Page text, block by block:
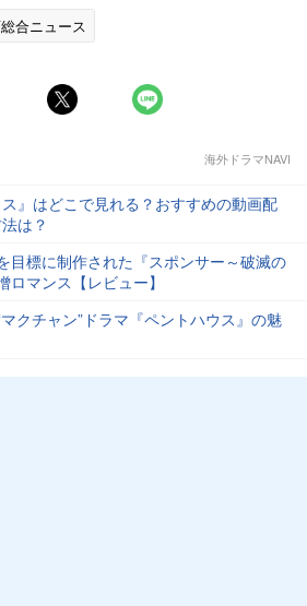
合ニュース
海外ドラマNAVI
』はどこで見れる？おすすめの動画配
は？
目標に制作された『スポンサー～破滅の
マンス【レビュー】
クチャン”ドラマ『ペントハウス』の魅